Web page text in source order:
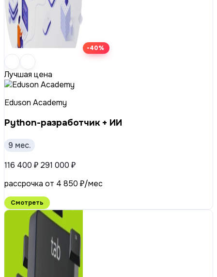
-40%
Лучшая цена
Eduson Academy
Python-разработчик + ИИ
9 мес.
116 400 ₽ 291 000 ₽
рассрочка от 4 850 ₽/мес
Смотреть